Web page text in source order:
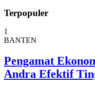
Terpopuler
1
BANTEN
Pengamat
Andra Efektif